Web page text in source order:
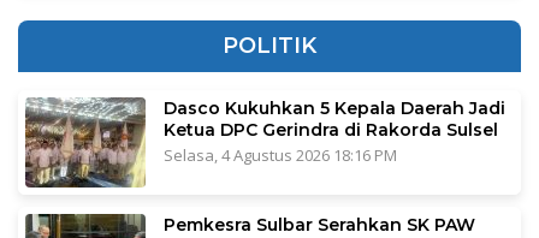
POLITIK
Dasco Kukuhkan 5 Kepala Daerah Jadi
Ketua DPC Gerindra di Rakorda Sulsel
Selasa, 4 Agustus 2026 18:16 PM
Pemkesra Sulbar Serahkan SK PAW